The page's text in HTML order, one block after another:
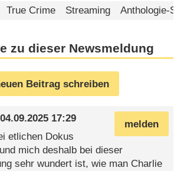
True Crime Streaming Anthologie-
zu dieser Newsmeldung
Beitrag schreiben
melden
04.09.2025 17:29
etlichen Dokus
mich deshalb bei dieser
sehr wundert ist, wie man Charlie